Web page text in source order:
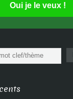
Oui je le veux !